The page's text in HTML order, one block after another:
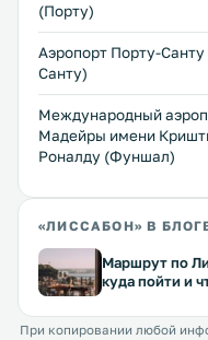
(Порту)
Аэропорт Порту-
Санту)
Международный
Мадейры имени
Роналду (Фуншал)
«ЛИССАБОН» В
Маршрут по
куда пойти и
При копировании любой